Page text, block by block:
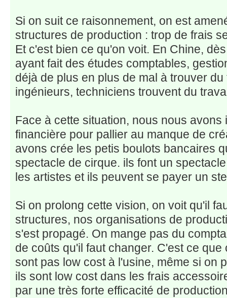
Si on suit ce raisonnement, on est
structures de production : trop de frais
Et c'est bien ce qu'on voit. En Chine,
ayant fait des études comptables,
déjà de plus en plus de mal à trouver
ingénieurs, techniciens trouvent du
Face à cette situation, nous nous avons
financière pour pallier au manque de
avons crée les petis boulots bancaires
spectacle de cirque. ils font un
les artistes et ils peuvent se payer un
Si on prolong cette vision, on voit qu'il
structures, nos organisations de
s'est propagé. On mange pas du
de coûts qu'il faut changer. C'est ce
sont pas low cost à l'usine, même si on
ils sont low cost dans les frais
par une très forte efficacité de